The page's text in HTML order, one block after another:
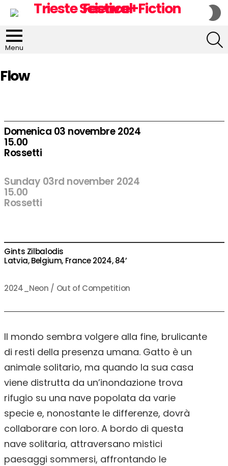
Menu
Flow
Domenica 03 novembre 2024
15.00
Rossetti
Sunday 03rd november 2024
15.00
Rossetti
Gints Zilbalodis
Latvia, Belgium, France 2024, 84’
2024_Neon / Out of Competition
Il mondo sembra volgere alla fine, brulicante
di resti della presenza umana. Gatto è un
animale solitario, ma quando la sua casa
viene distrutta da un’inondazione trova
rifugio su una nave popolata da varie
specie e, nonostante le differenze, dovrà
collaborare con loro. A bordo di questa
nave solitaria, attraversano mistici
paesaggi sommersi, affrontando le